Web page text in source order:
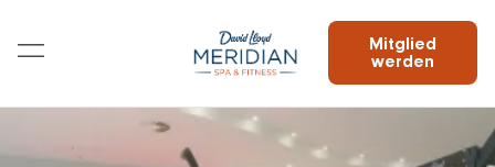
Mitglied
werden